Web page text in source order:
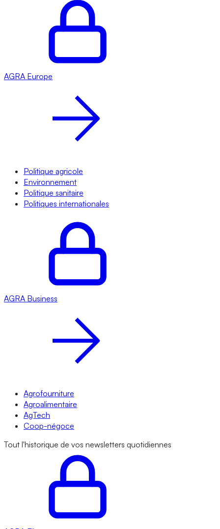
AGRA Europe
Politique agricole
Environnement
Politique sanitaire
Politiques internationales
AGRA Business
Agrofourniture
Agroalimentaire
AgTech
Coop-négoce
Tout l'historique de vos newsletters quotidiennes